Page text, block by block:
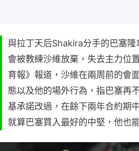
與拉丁天后Shakira分手的巴塞
會被教練沙維放棄，失去主力位
育報》報道，沙維在兩周前的會
態以及他的場外行為，指巴塞再
基承諾改過，在餘下兩年合約期
就算巴塞買入最好的中堅，他也